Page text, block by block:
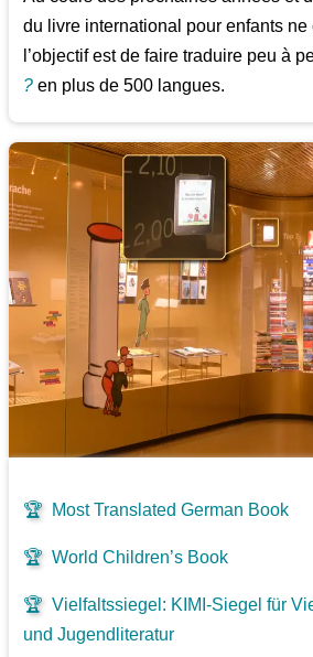
du livre international pour enfants ne
l’objectif est de faire traduire peu à
? en plus de 500 langues.
🏆 Most Translated German Book
🏆 World Children’s Book
🏆 Vielfaltssiegel: KIMI-Siegel für
und Jugendliteratur